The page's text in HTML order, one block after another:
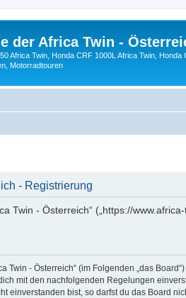
der Africa Twin -
Africa Twin, Honda CRF 1000L Africa Twin,
Motorradtouren
- Registrierung
Twin - Österreich“ („https://
Twin - Österreich“ (im Folgenden „das
mit den nachfolgenden Regelungen
einverstanden bist, so darfst du das Board